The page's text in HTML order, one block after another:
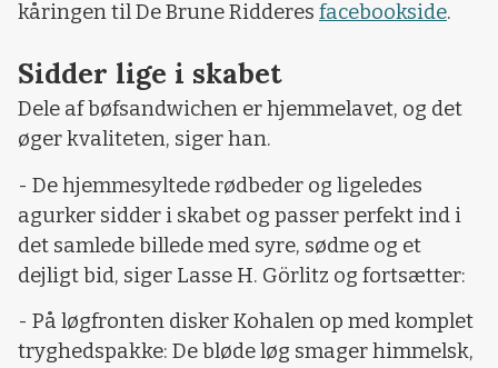
kåringen til De Brune Ridderes facebookside.
Sidder lige i skabet
Dele af bøfsandwichen er hjemmelavet, og det
øger kvaliteten, siger han.
- De hjemmesyltede rødbeder og ligeledes
agurker sidder i skabet og passer perfekt ind i
det samlede billede med syre, sødme og et
dejligt bid, siger Lasse H. Görlitz og fortsætter:
- På løgfronten disker Kohalen op med komplet
tryghedspakke: De bløde løg smager himmelsk,